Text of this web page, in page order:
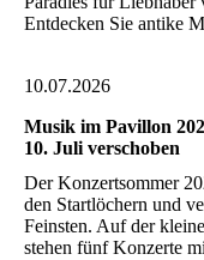
Entdecken Sie antike
10.07.2026
Musik im Pavillon
10. Juli verschoben
Der Konzertsommer
den Startlöchern und
Feinsten. Auf der
stehen fünf Konzerte